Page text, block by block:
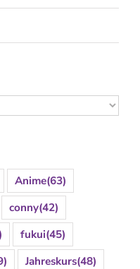
Anime(63)
conny(42)
fukui(45)
Jahreskurs(48)